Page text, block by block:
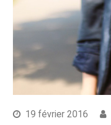
19 février 2016